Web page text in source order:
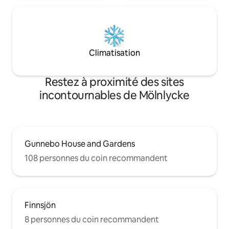
Climatisation
Restez à proximité des sites
incontournables de Mölnlycke
Gunnebo House and Gardens
108 personnes du coin recommandent
Finnsjön
8 personnes du coin recommandent